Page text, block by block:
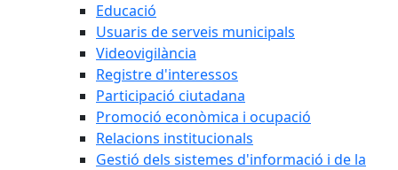
Educació
Usuaris de serveis municipals
Videovigilància
Registre d'interessos
Participació ciutadana
Promoció econòmica i ocupació
Relacions institucionals
Gestió dels sistemes d'informació i de la